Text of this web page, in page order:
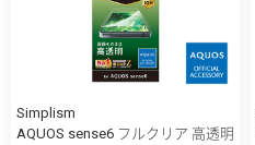
Simplism
AQUOS sense6 フルクリア 高透明